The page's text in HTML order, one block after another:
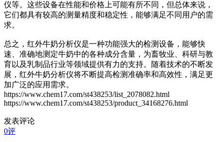
仪等。这些设备在性能和价格上可能有所不同，但总体来说，
它们都具有较高的测量精度和稳定性，能够满足不同用户的需
求。
总之，红外牛奶分析仪是一种功能强大的检测设备，能够快
速、准确地测定牛奶中的各种成分含量，为畜牧业、科研与教
育以及乳制品行业等领域提供有力的支持。随着技术的不断发
展，红外牛奶分析仪将不断提高检测准确率和高效性，满足更
加广泛的应用需求。
https://www.chem17.com/st438253/list_2078082.html
https://www.chem17.com/st438253/product_34168276.html
发表评论
0评